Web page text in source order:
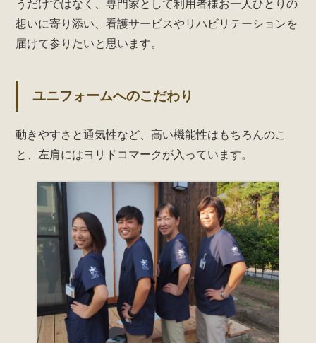
うだけではなく、専門家として利用者様お一人ひとりの
想いに寄り添い、看護サービスやリハビリテーションを
届けて参りたいと思います。
ユニフォームへのこだわり
動きやすさと通気性など、高い機能性はもちろんのこ
と、左肩にはヨリドコマークが入っています。